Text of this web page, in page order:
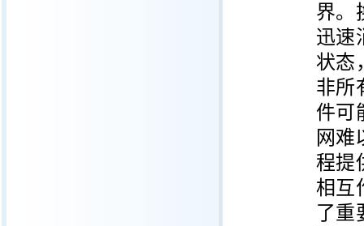
界。
迅速
状态
非所
件可
网难
程提
相互
了重